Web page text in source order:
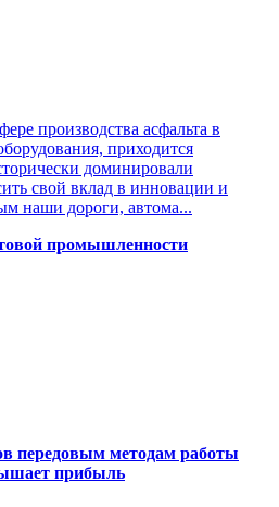
производства асфальта в
приходится
доминировали
свой вклад в инновации и
наши дороги, автома...
промышленности
передовым методам работы
прибыль